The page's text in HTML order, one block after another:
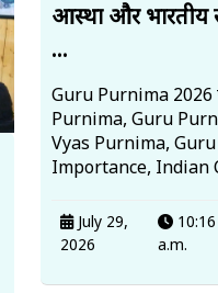
आस्था और भारतीय
...
Guru Purnima 2026
Purnima, Guru
Vyas Purnima, Guru
Importance, Indian
July 29,
2026
10:16
a.m.